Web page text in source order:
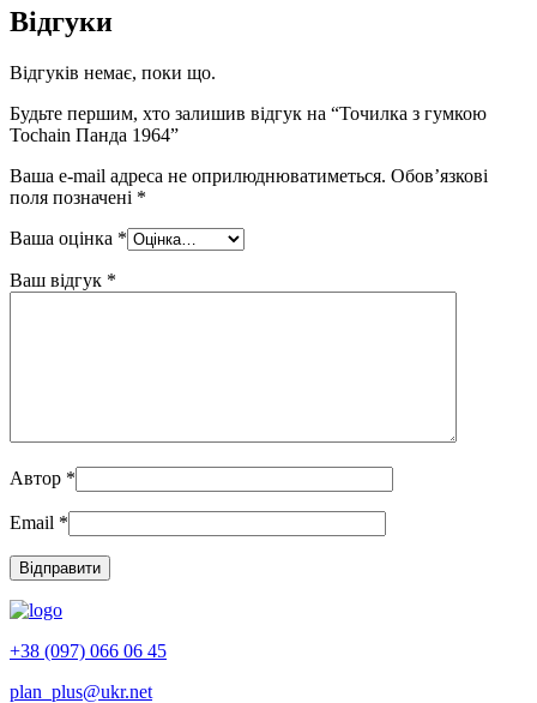
Відгуки
Відгуків немає, поки що.
Будьте першим, хто залишив відгук на “Точилка з гумкою
Tochain Панда 1964”
Ваша e-mail адреса не оприлюднюватиметься. Обов’язкові
поля позначені *
Ваша оцінка *
Ваш відгук *
Автор *
Email *
+38 (097) 066 06 45
plan_plus@ukr.net